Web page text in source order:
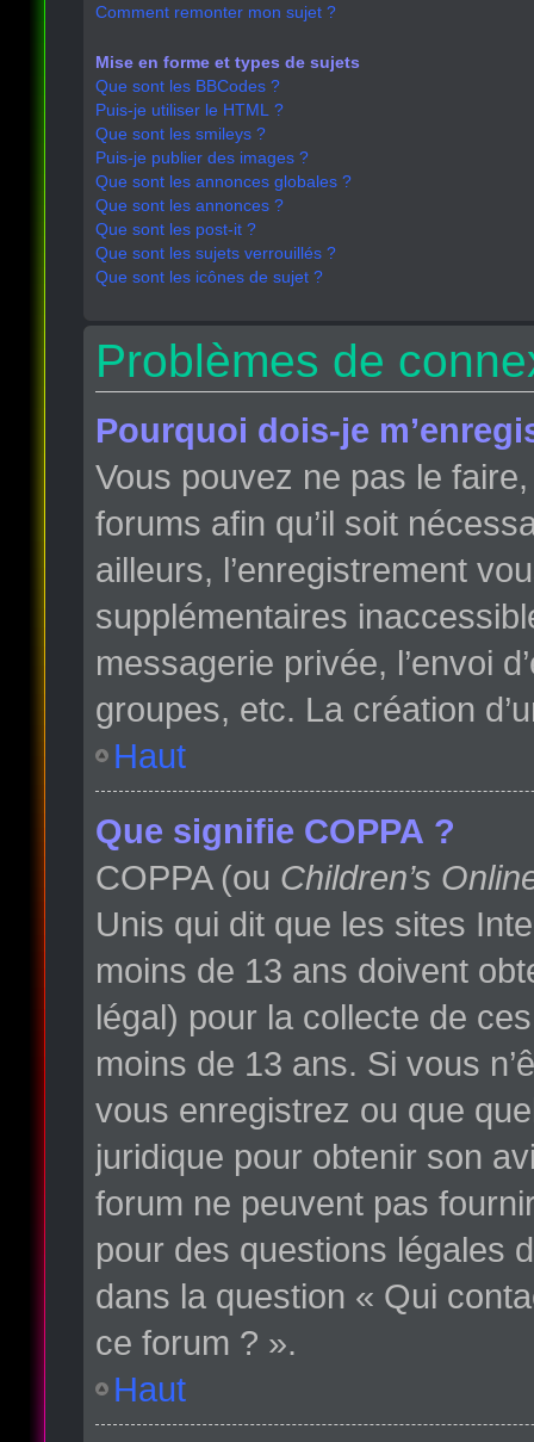
Comment remonter mon sujet ?
Mise en forme et types de sujets
Que sont les BBCodes ?
Puis-je utiliser le HTML ?
Que sont les smileys ?
Puis-je publier des images ?
Que sont les annonces globales ?
Que sont les annonces ?
Que sont les post-it ?
Que sont les sujets verrouillés ?
Que sont les icônes de sujet ?
Problèmes de
Pourquoi dois-je
Vous pouvez ne pas le
forums afin qu’il soit
ailleurs, l’enregistrement
supplémentaires
messagerie privée, l’envoi
groupes, etc. La création
Haut
Que signifie COPPA ?
COPPA (ou Children’s
Unis qui dit que les sites
moins de 13 ans doivent
légal) pour la collecte de
moins de 13 ans. Si vous
vous enregistrez ou que
juridique pour obtenir son
forum ne peuvent pas
pour des questions légales
dans la question « Qui
ce forum ? ».
Haut